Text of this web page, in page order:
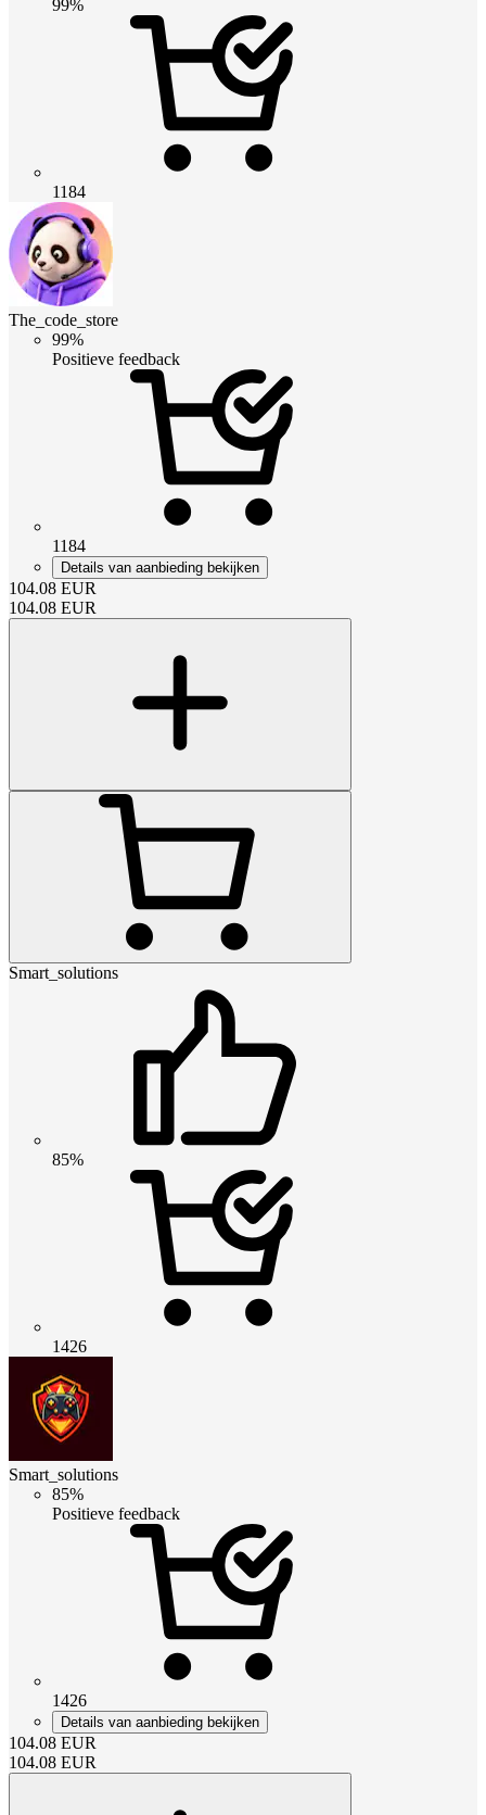
99%
1184
The_code_store
99%
Positieve feedback
1184
Details van aanbieding bekijken
104.08 EUR
104.08 EUR
Smart_solutions
85%
1426
Smart_solutions
85%
Positieve feedback
1426
Details van aanbieding bekijken
104.08 EUR
104.08 EUR